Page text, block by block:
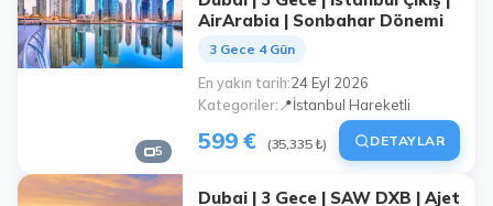
5
AirArabia | Sonbahar Dönemi
3 Gece 4 Gün
En yakın tarih 24 Eyl 2026
Kategoriler 📍İstanbul Hareketli
599 € (35,335 ₺) DETAYLAR
Dubai | 3 Gece | SAW DXB | Ajet